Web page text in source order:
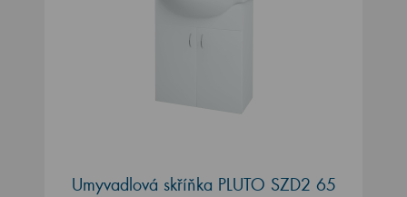
Umyvadlová skříňka PLUTO SZD2 65